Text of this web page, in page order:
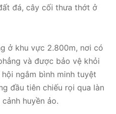
đá, cây cối thưa thớt ở
ở khu vực 2.800m, nơi có
và được bảo vệ khỏi
ngắm bình minh tuyệt
đầu tiên chiếu rọi qua làn
huyền ảo.